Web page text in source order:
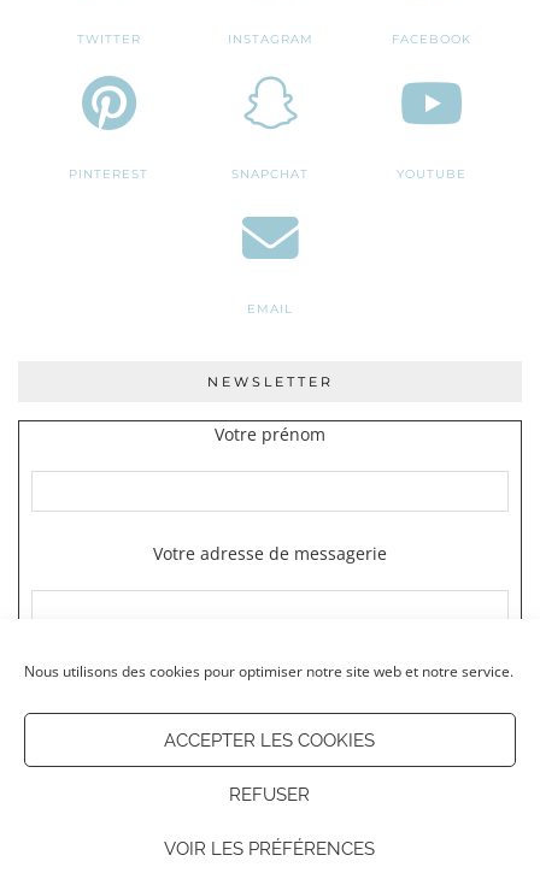
Nous utilisons des cookies pour optimiser notre site web et notre service.
ACCEPTER LES COOKIES
REFUSER
VOIR LES PRÉFÉRENCES
TWITTER INSTAGRAM FACEBOOK
PINTEREST SNAPCHAT YOUTUBE
EMAIL
NEWSLETTER
Votre prénom
Votre adresse de messagerie
© 2026 OUR LITTLE KOSMOS